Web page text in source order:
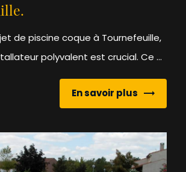
de piscine coque à Tournefeuille,
polyvalent est crucial. Ce ...
En savoir plus